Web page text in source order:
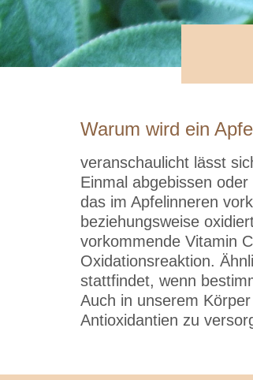
Warum wird ein
veranschaulicht lässt
Einmal abgebissen
das im Apfelinneren
beziehungsweise
vorkommende Vitamin
Oxidationsreaktion.
stattfindet, wenn
Auch in unserem
Antioxidantien zu